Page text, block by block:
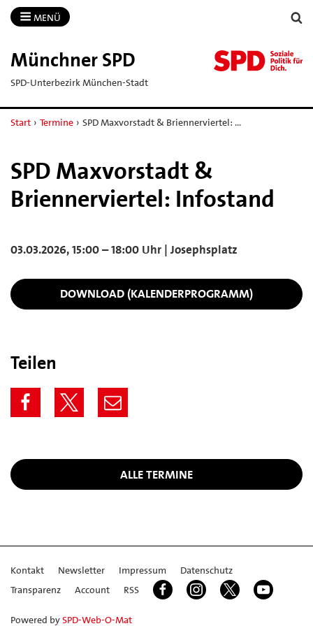
MENÜ
Münchner SPD
SPD-Unterbezirk München-Stadt
Start › Termine › SPD Maxvorstadt & Briennerviertel: …
SPD Maxvorstadt &
Briennerviertel: Infostand
03.03.2026, 15:00 – 18:00 Uhr | Josephsplatz
DOWNLOAD (KALENDERPROGRAMM)
Teilen
ALLE TERMINE
Kontakt Newsletter Impressum
Datenschutz
Transparenz
Account RSS
Powered bySPD-Web-O-Mat